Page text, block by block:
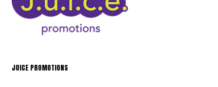
JUICE PROMOTIONS